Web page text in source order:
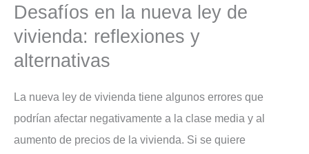
Desafíos en la nueva ley de
vivienda: reflexiones y
alternativas
La nueva ley de vivienda tiene algunos errores que
podrían afectar negativamente a la clase media y al
aumento de precios de la vivienda. Si se quiere